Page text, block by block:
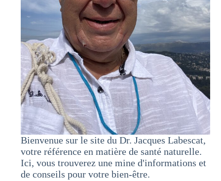
Bienvenue sur le site du Dr. Jacques Labescat,
votre référence en matière de santé naturelle.
Ici, vous trouverez une mine d'informations et
de conseils pour votre bien-être.